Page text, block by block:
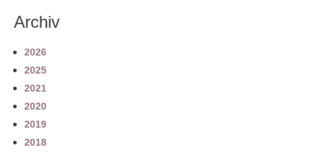
Archiv
2026
2025
2021
2020
2019
2018